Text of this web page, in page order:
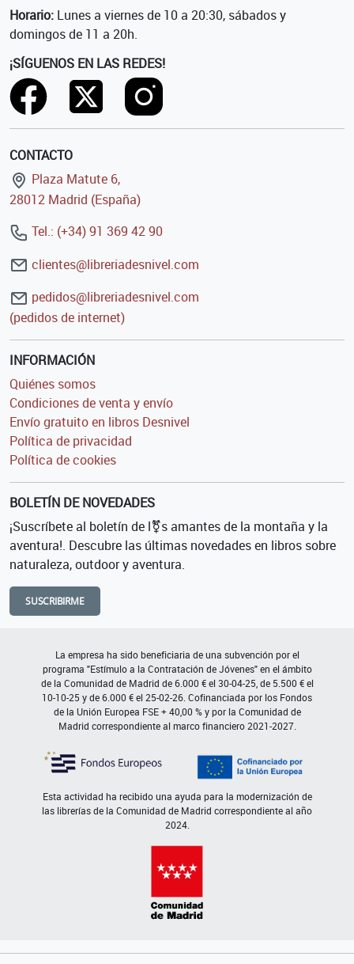
Horario: Lunes a viernes de 10 a 20:30, sábados y
domingos de 11 a 20h.
¡SÍGUENOS EN LAS REDES!
CONTACTO
Plaza Matute 6,
28012 Madrid (España)
Tel.: (+34) 91 369 42 90
clientes@libreriadesnivel.com
pedidos@libreriadesnivel.com
(pedidos de internet)
INFORMACIÓN
Quiénes somos
Condiciones de venta y envío
Envío gratuito en libros Desnivel
Política de privacidad
Política de cookies
BOLETÍN DE NOVEDADES
¡Suscríbete al boletín de l⚧s amantes de la montaña y la
aventura!. Descubre las últimas novedades en libros sobre
naturaleza, outdoor y aventura.
SUSCRIBIRME
La empresa ha sido beneficiaria de una subvención por el
programa "Estímulo a la Contratación de Jóvenes" en el ámbito
de la Comunidad de Madrid de 6.000 € el 30-04-25, de 5.500 € el
10-10-25 y de 6.000 € el 25-02-26. Cofinanciada por los Fondos
de la Unión Europea FSE + 40,00 % y por la Comunidad de
Madrid correspondiente al marco financiero 2021-2027.
Esta actividad ha recibido una ayuda para la modernización de
las librerías de la Comunidad de Madrid correspondiente al año
2024.